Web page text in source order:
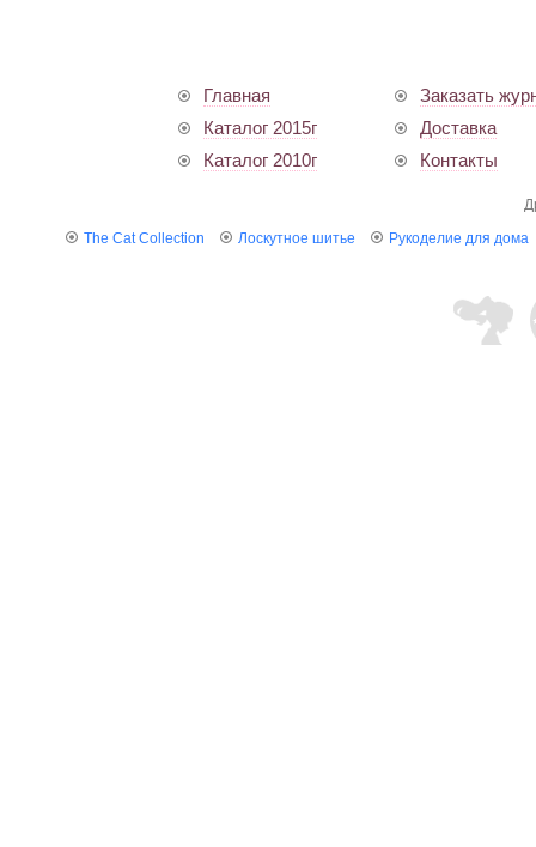
Главная
Каталог 2015г
Каталог 2010г
Заказать
Доставка
Контакты
The Cat Collection
Лоскутное шитье Рукоделие для дома